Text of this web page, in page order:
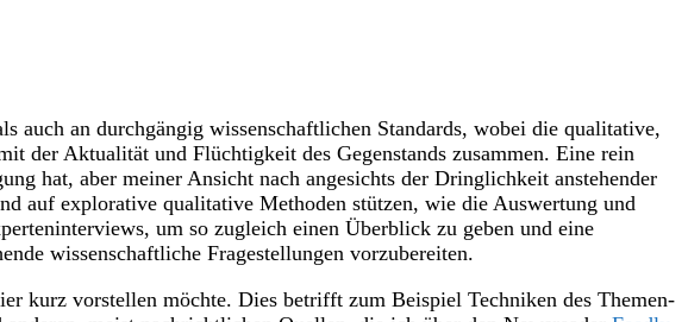
auch an durchgängig wissenschaftlichen Standards, wobei die qualitative,
der Aktualität und Flüchtigkeit des Gegenstands zusammen. Eine rein
hat, aber meiner Ansicht nach angesichts der Dringlichkeit anstehender
auf explorative qualitative Methoden stützen, wie die Auswertung und
um so zugleich einen Überblick zu geben und eine
wissenschaftliche Fragestellungen vorzubereiten.
kurz vorstellen möchte. Dies betrifft zum Beispiel Techniken des Themen-